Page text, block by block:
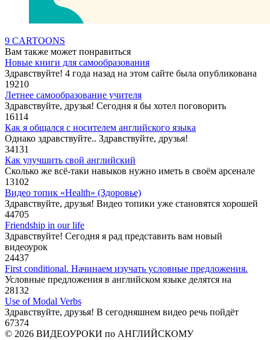
9 CARTOONS
Вам также может понравиться
Новые книги для самообразования
Здравствуйте! 4 года назад на этом сайте была опубликована
19210
Летнее самообразование учителя
Здравствуйте, друзья! Сегодня я бы хотел поговорить
16114
Как я общался с носителем английского языка
Однако здравствуйте.. Здравствуйте, друзья!
34131
Как улучшить свой английский
Сколько же всё-таки навыков нужно иметь в своём арсенале
13102
Видео топик «Health» (Здоровье)
Здравствуйте, друзья! Видео топики уже становятся хорошей
44705
Friendship in our life
Здравствуйте! Сегодня я рад представить вам новый
видеоурок
24437
First conditional. Начинаем изучать условные предложения.
Условные предложения в английском языке делятся на
28132
Use of Modal Verbs
Здравствуйте, друзья! В сегодняшнем видео речь пойдёт
67374
© 2026 ВИДЕОУРОКИ по АНГЛИЙСКОМУ